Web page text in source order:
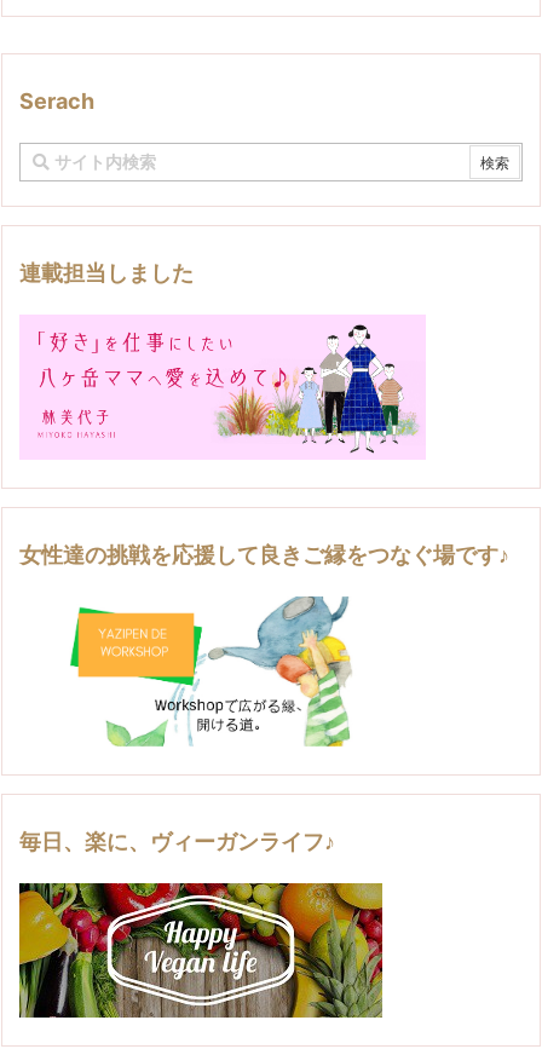
Serach
連載担当しました
女性達の挑戦を応援して良きご縁をつなぐ場です♪
毎日、楽に、ヴィーガンライフ♪